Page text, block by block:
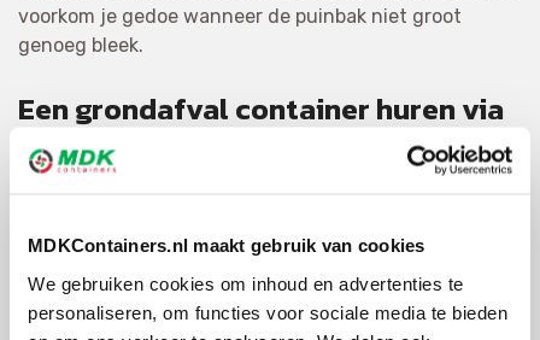
MDKContainers.nl maakt gebruik van cookies
We gebruiken cookies om inhoud en advertenties te
personaliseren, om functies voor sociale media te bieden
voorkom je gedoe wanneer de puinbak niet groot
genoeg bleek.
Een grondafval container huren via
MDK Containers
welke maat afvalbak je moet hebben. Denk aan
afvalcontainers als 3m3 tot containers van een grotere
maat als een 15m3 container of een puinbak van 40m3.